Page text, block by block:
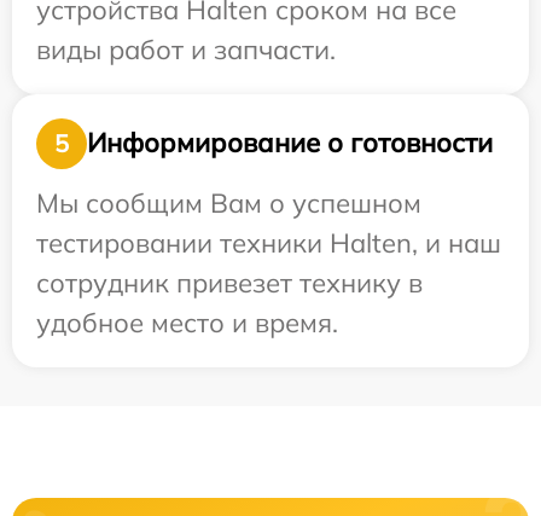
устройства Halten сроком на все
виды работ и запчасти.
5
Информирование о готовности
Мы сообщим Вам о успешном
тестировании техники Halten, и наш
сотрудник привезет технику в
удобное место и время.